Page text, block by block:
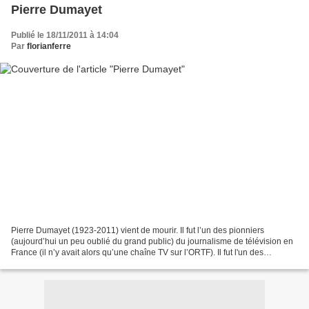
Pierre Dumayet
Publié le 18/11/2011 à 14:04
Par florianferre
Pierre Dumayet (1923-2011) vient de mourir. Il fut l’un des pionniers
(aujourd’hui un peu oublié du grand public) du journalisme de télévision en
France (il n’y avait alors qu’une chaîne TV sur l’ORTF). Il fut l'un des